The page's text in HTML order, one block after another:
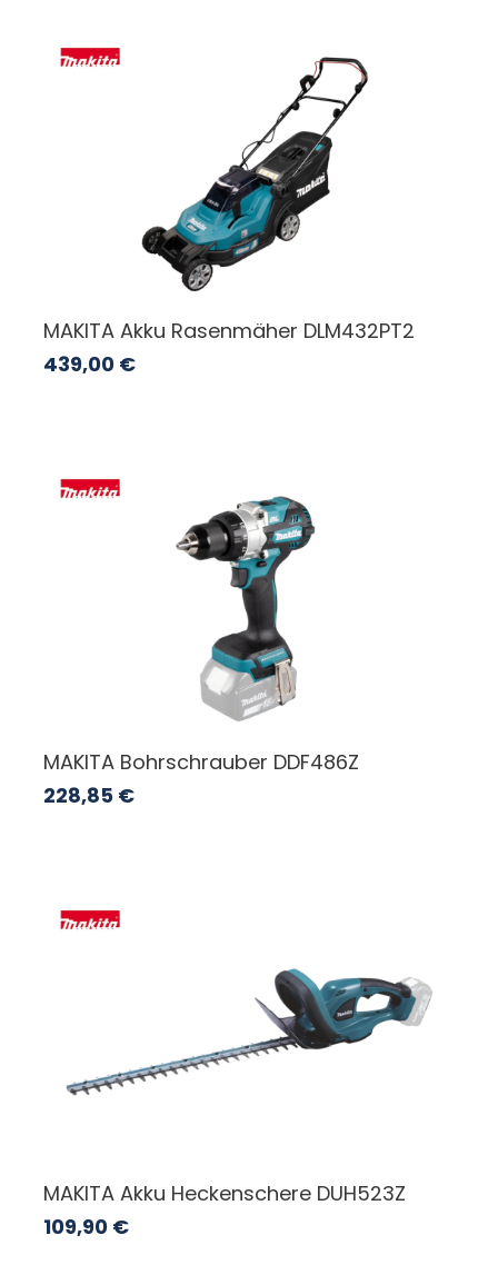
MAKITA Akku Rasenmäher DLM432PT2
439,00 €
MAKITA Bohrschrauber DDF486Z
228,85 €
MAKITA Akku Heckenschere DUH523Z
109,90 €